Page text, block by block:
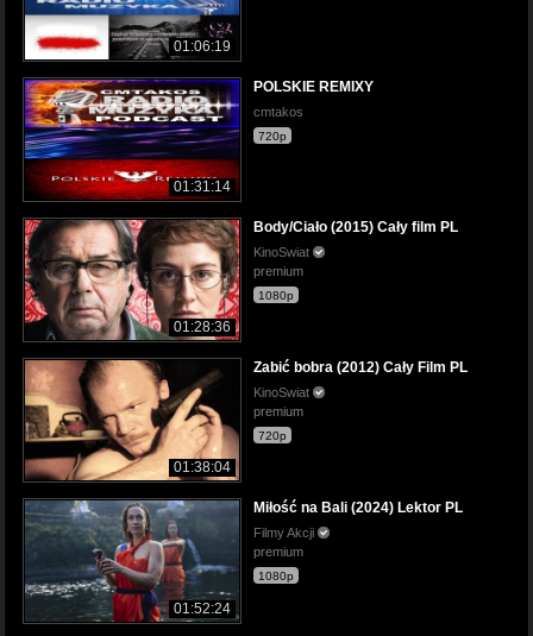
01:06:19
01:31:14
POLSKIE REMIXY
cmtakos
720p
01:28:36
Body/Ciało (2015) Cały film PL
KinoSwiat
premium
1080p
01:38:04
Zabić bobra (2012) Cały Film PL
KinoSwiat
premium
720p
01:52:24
Miłość na Bali (2024) Lektor PL
Filmy Akcji
premium
1080p